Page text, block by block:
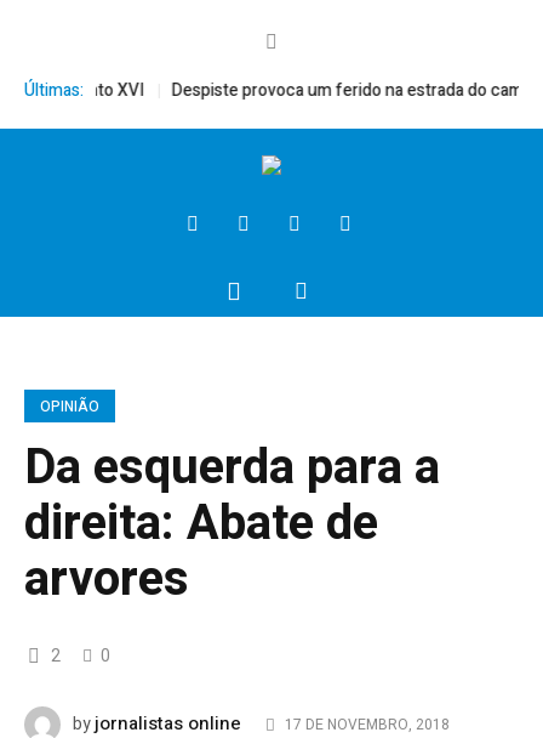
Últimas:
Bento XVI Despiste provoca um ferido na estrada do campo
OPINIÃO
Da esquerda para a
direita: Abate de
arvores
2 0
byjornalistas online 17 DE NOVEMBRO, 2018